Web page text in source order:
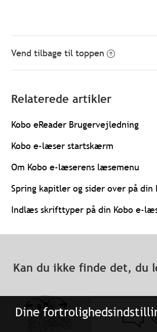
Dine
Vend tilbage til toppen
Relaterede artikler
Kobo eReader Brugervejledning
Kobo e-læser startskærm
Om Kobo e-læserens læsemenu
Spring kapitler og sider over på
Indlæs skrifttyper på din Kobo e-
Kan du ikke finde det, du